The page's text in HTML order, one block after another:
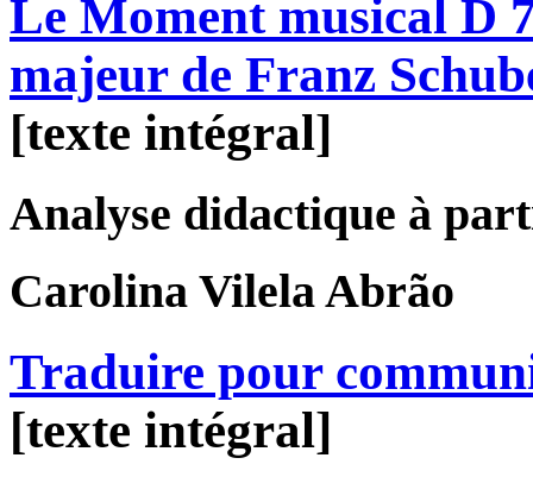
Le Moment musical D
majeur de Franz
[texte intégral]
Analyse didactique à
Carolina Vilela Abrão
Traduire pour
[texte intégral]